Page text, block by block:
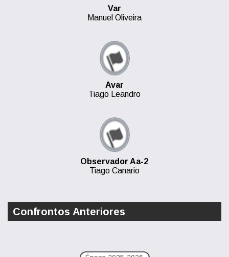
Var
Manuel Oliveira
Avar
Tiago Leandro
Observador Aa-2
Tiago Canario
Confrontos Anteriores